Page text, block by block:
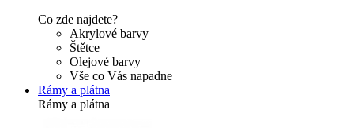
Co zde najdete?
Akrylové barvy
Štětce
Olejové barvy
Vše co Vás napadne
Rámy a plátna
Rámy a plátna